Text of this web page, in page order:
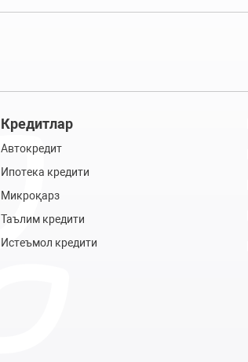
Кредитлар
Автокредит
Ипотека кредити
Микроқарз
Таълим кредити
Истеъмол кредити